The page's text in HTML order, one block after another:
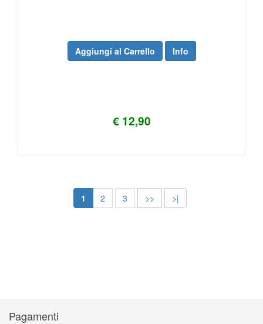
€ 12,90
Aggiungi al Carrello Info
1 2 3 >> >|
Pagamenti